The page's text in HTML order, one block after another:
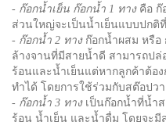
- ก๊อกน้ำเย็น ก๊อกน้ำ 1 ทางคือ ก๊
ส่วนใหญ่จะเป็นน้ำเย็นแบบปกติ
- ก๊อกน้ำ 2 ทางก๊อกน้ำผสม หรือ
ล้างจานที่มีสายน้ำดี สามารถปล่
ร้อนและน้ำเย็นแต่หากลูกค้าต้อง
ทำได้ โดยการใช้ร่วมกับสต๊อปวา
- ก๊อกน้ำ 3 ทาง เป็นก๊อกน้ำที่น้ำ
ร้อน น้ำเย็น และน้ำดื่ม โดยจะมี